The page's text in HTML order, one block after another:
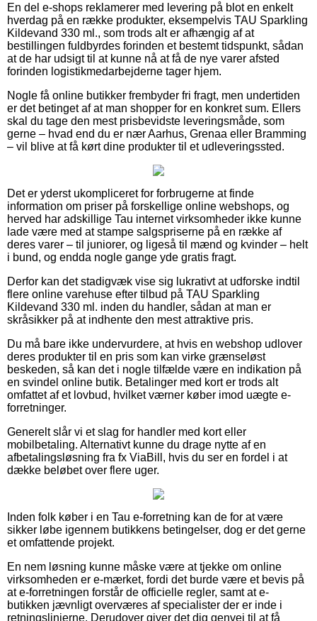
En del e-shops reklamerer med levering på blot en enkelt
hverdag på en række produkter, eksempelvis TAU Sparkling
Kildevand 330 ml., som trods alt er afhængig af at
bestillingen fuldbyrdes forinden et bestemt tidspunkt, sådan
at de har udsigt til at kunne nå at få de nye varer afsted
forinden logistikmedarbejderne tager hjem.
Nogle få online butikker frembyder fri fragt, men undertiden
er det betinget af at man shopper for en konkret sum. Ellers
skal du tage den mest prisbevidste leveringsmåde, som
gerne – hvad end du er nær Aarhus, Grenaa eller Bramming
– vil blive at få kørt dine produkter til et udleveringssted.
Det er yderst ukompliceret for forbrugerne at finde
information om priser på forskellige online webshops, og
herved har adskillige Tau internet virksomheder ikke kunne
lade være med at stampe salgspriserne på en række af
deres varer – til juniorer, og ligeså til mænd og kvinder – helt
i bund, og endda nogle gange yde gratis fragt.
Derfor kan det stadigvæk vise sig lukrativt at udforske indtil
flere online varehuse efter tilbud på TAU Sparkling
Kildevand 330 ml. inden du handler, sådan at man er
skråsikker på at indhente den mest attraktive pris.
Du må bare ikke undervurdere, at hvis en webshop udlover
deres produkter til en pris som kan virke grænseløst
beskeden, så kan det i nogle tilfælde være en indikation på
en svindel online butik. Betalinger med kort er trods alt
omfattet af et lovbud, hvilket værner køber imod uægte e-
forretninger.
Generelt slår vi et slag for handler med kort eller
mobilbetaling. Alternativt kunne du drage nytte af en
afbetalingsløsning fra fx ViaBill, hvis du ser en fordel i at
dække beløbet over flere uger.
Inden folk køber i en Tau e-forretning kan de for at være
sikker løbe igennem butikkens betingelser, dog er det gerne
et omfattende projekt.
En nem løsning kunne måske være at tjekke om online
virksomheden er e-mærket, fordi det burde være et bevis på
at e-forretningen forstår de officielle regler, samt at e-
butikken jævnligt overværes af specialister der er inde i
retningslinjerne. Derudover giver det dig genvej til at få